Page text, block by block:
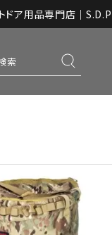
ア用品専門店｜S.D.P